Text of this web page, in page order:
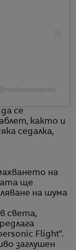
се
както и
седалка,
на
ще
на шума
света,
Flight“.
заглушен